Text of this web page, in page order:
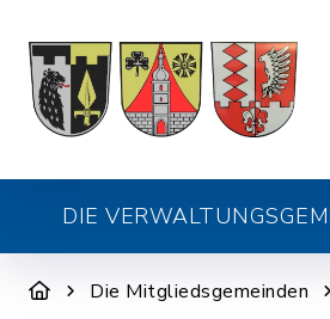
DIE
Die Mitgliedsgemeinden